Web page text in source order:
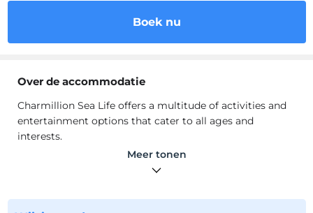
Boek nu
Over de accommodatie
Charmillion Sea Life offers a multitude of activities and
entertainment options that cater to all ages and
interests.
Whether you prefer poolside relaxation, beach lounging,
engaging in our morning activities, attending our
kids’ club, Charmillion Sea Life has you covered. We
Meer tonen